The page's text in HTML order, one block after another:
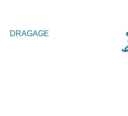
DRAGAGE